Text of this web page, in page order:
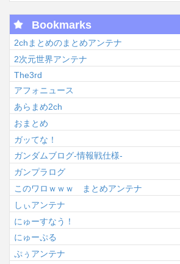
Bookmarks
2chまとめのまとめアンテナ
2次元世界アンテナ
The3rd
アフォニュース
あらまめ2ch
おまとめ
ガッてな！
ガンダムブログ-情報戦仕様-
ガンプラログ
このワロｗｗｗ まとめアンテナ
しぃアンテナ
にゅーすなう！
にゅーぷる
ぷぅアンテナ